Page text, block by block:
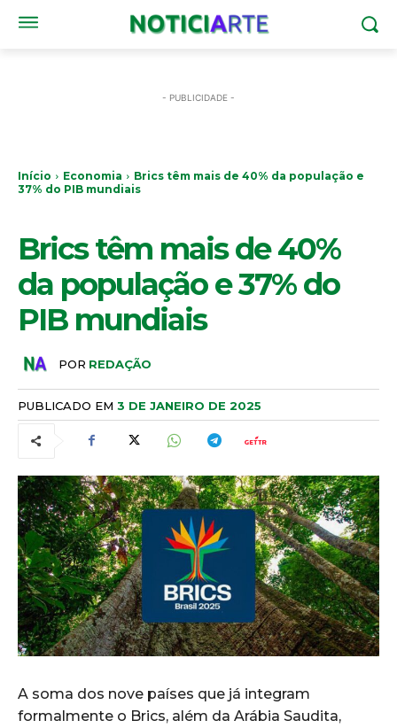
- PUBLICIDADE -
Início Economia
Brics têm mais de 40% da população e
37% do PIB mundiais
Brics têm mais de 40%
da população e 37% do
PIB mundiais
POR REDAÇÃO
PUBLICADO EM 3 DE JANEIRO DE 2025
A soma dos nove países que já integram
formalmente o Brics, além da Arábia Saudita,